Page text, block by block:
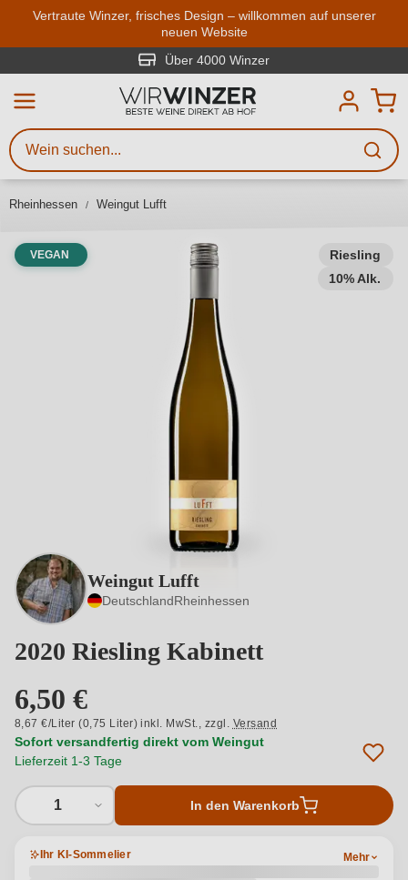
Zum Hauptinhalt springen
Vertraute Winzer, frisches Design – willkommen auf unserer
neuen Website
Über 4000 Winzer
Rheinhessen Weingut Lufft
Riesling
10% Alk.
VEGAN
Weingut Lufft
DeutschlandRheinhessen
2020 Riesling Kabinett
6,50 €
8,67 €/Liter (0,75 Liter) inkl. MwSt., zzgl. Versand
Sofort versandfertig direkt vom Weingut
Lieferzeit 1-3 Tage
1 In den Warenkorb
Ihr KI-Sommelier Mehr
Weinsuche
Mindestens 3 Zeichen eingeben
Beschreiben Sie, welchen Wein
Sie suchen – ob nach Geschmack,
Region, Winzer oder anderen